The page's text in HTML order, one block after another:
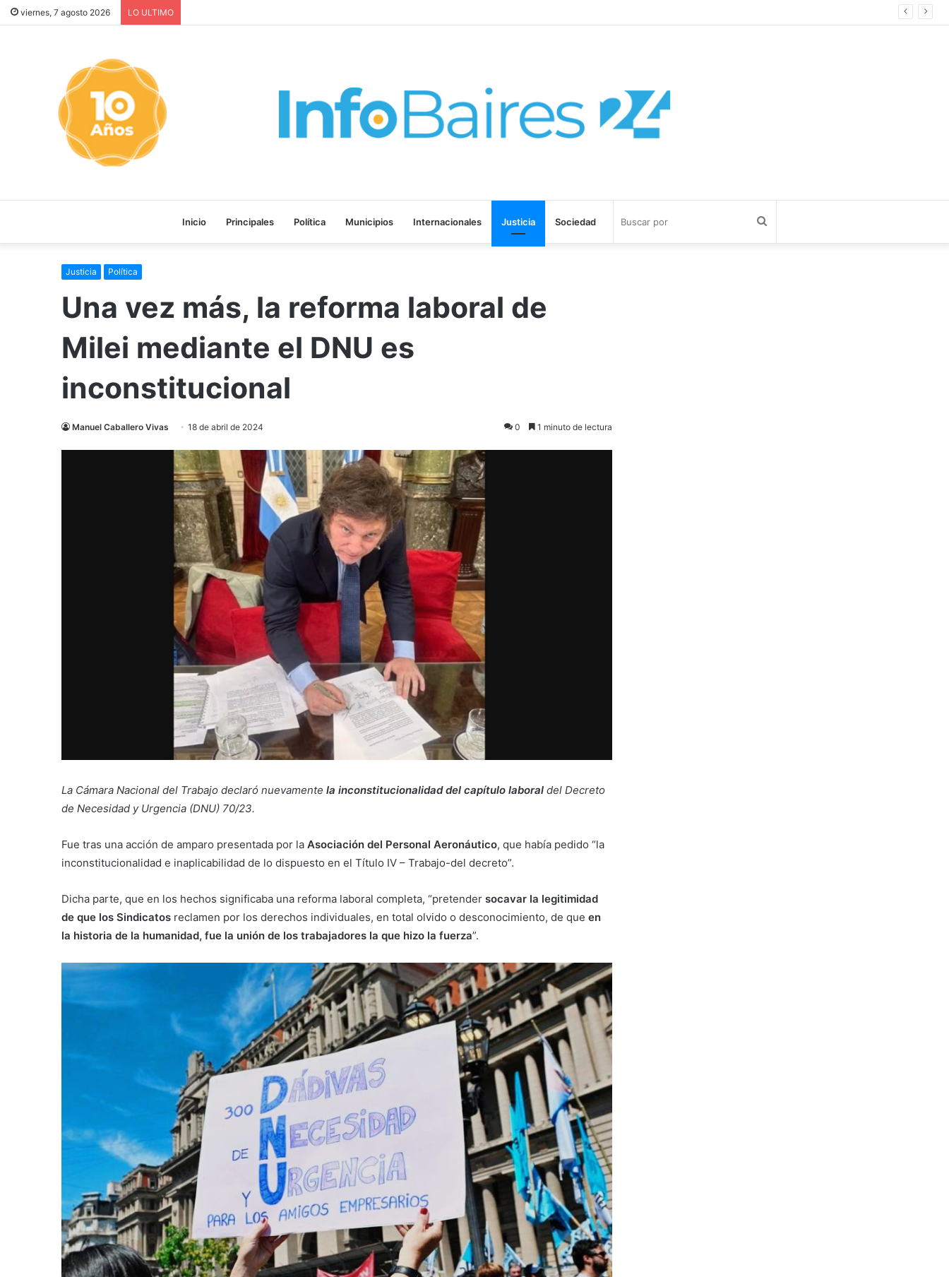
viernes, 7 agosto 2026 LO ULTIMO
Inicio Principales Política Municipios Internacionales Justicia Sociedad
Justicia Política
Una vez más, la reforma laboral de
Milei mediante el DNU es
inconstitucional
Manuel Caballero Vivas 18 de abril de 2024 0 1 minuto de lectura
La Cámara Nacional del Trabajo declaró nuevamente la inconstitucionalidad del capítulo laboral del Decreto
de Necesidad y Urgencia (DNU) 70/23.
Fue tras una acción de amparo presentada por la Asociación del Personal Aeronáutico, que había pedido “la
inconstitucionalidad e inaplicabilidad de lo dispuesto en el Título IV – Trabajo-del decreto”.
Dicha parte, que en los hechos significaba una reforma laboral completa, “pretender socavar la legitimidad
de que los Sindicatos reclamen por los derechos individuales, en total olvido o desconocimiento, de que en
la historia de la humanidad, fue la unión de los trabajadores la que hizo la fuerza”.